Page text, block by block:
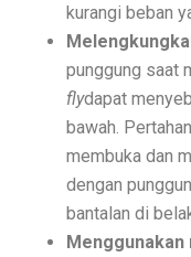
7 Jenis
Ketua
kurangi beban
punggung saat
flydapat
bawah.
membuka dan
dengan
bantalan di
Menggunakan